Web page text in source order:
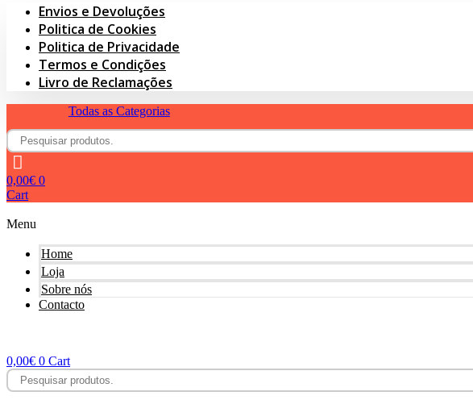
Envios e Devoluções
Politica de Cookies
Politica de Privacidade
Termos e Condições
Livro de Reclamações
Todas as Categorias
0,00€ 0
Cart
Menu
Home
Loja
Sobre nós
Contacto
0,00€ 0 Cart